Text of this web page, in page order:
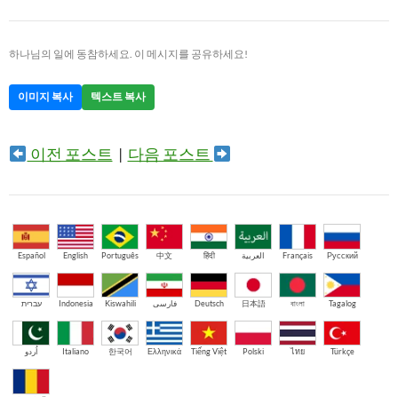
하나님의 일에 동참하세요. 이 메시지를 공유하세요!
이미지 복사 텍스트 복사
이전 포스트 | 다음 포스트
Español English Português 中文 हिंदी العربية Français Русский
עברית Indonesia Kiswahili فارسی Deutsch 日本語 বাংলা Tagalog
اُردو Italiano 한국어 Ελληνικά Tiếng Việt Polski ไทย Türkçe